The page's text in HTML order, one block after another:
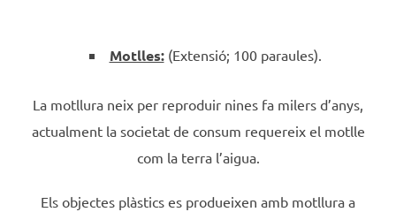
Motlles:(Extensió; 100 paraules).
La motllura neix per reproduir nines fa milers d’anys,
actualment la societat de consum requereix el motlle
com la terra l’aigua.
Els objectes plàstics es produeixen amb motllura a